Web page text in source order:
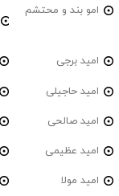
امو بند و محتشم
امید برجی
امید حاجیلی
امید صالحی
امید عظیمی
امید مولا